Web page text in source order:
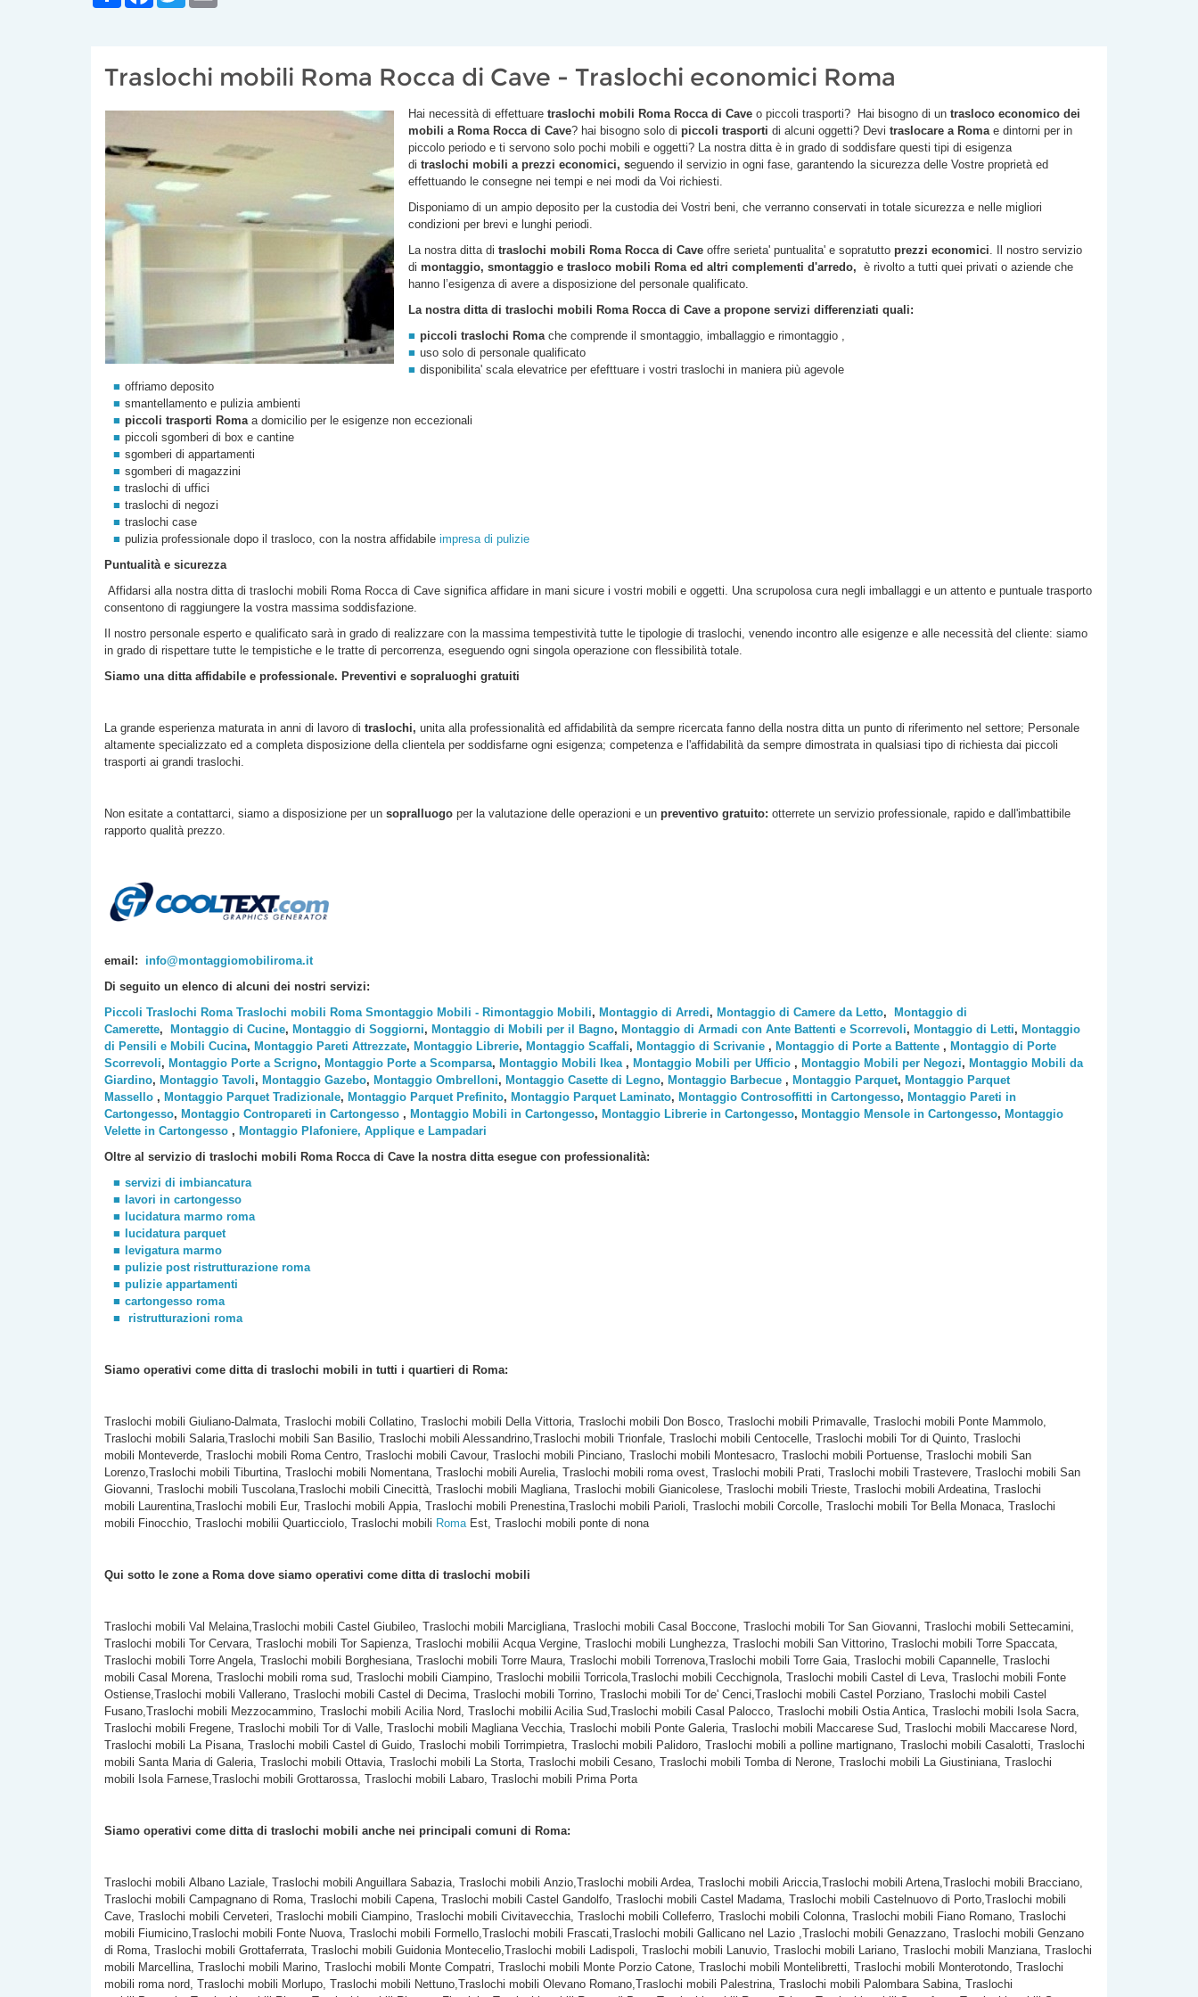
Traslochi mobili Roma Rocca di Cave - Traslochi economici Roma
Hai necessità di effettuare traslochi mobili Roma Rocca di Cave o piccoli trasporti? Hai bisogno di un trasloco economico dei
mobili a Roma Rocca di Cave? hai bisogno solo di piccoli trasporti di alcuni oggetti? Devi traslocare a Romae dintorni per in
piccolo periodo e ti servono solo pochi mobili e oggetti? La nostra ditta è in grado di soddisfare questi tipi di esigenza
di traslochi mobili a prezzi economici, seguendo il servizio in ogni fase, garantendo la sicurezza delle Vostre proprietà ed
effettuando le consegne nei tempi e nei modi da Voi richiesti.
Disponiamo di un ampio deposito per la custodia dei Vostri beni, che verranno conservati in totale sicurezza e nelle migliori
condizioni per brevi e lunghi periodi.
La nostra ditta di traslochi mobili Roma Rocca di Cave offre serieta' puntualita' e sopratutto prezzi economici. Il nostro servizio
di montaggio, smontaggio e trasloco mobili Roma ed altri complementi d'arredo, è rivolto a tutti quei privati o aziende che
hanno l’esigenza di avere a disposizione del personale qualificato.
La nostra ditta di traslochi mobili Roma Rocca di Cave a propone servizi differenziati quali:
piccoli traslochi Romache comprende il smontaggio, imballaggio e rimontaggio ,
uso solo di personale qualificato
disponibilita' scala elevatrice per efefttuare i vostri traslochi in maniera più agevole
offriamo deposito
smantellamento e pulizia ambienti
piccoli trasporti Romaa domicilio per le esigenze non eccezionali
piccoli sgomberi di box e cantine
sgomberi di appartamenti
sgomberi di magazzini
traslochi di uffici
traslochi di negozi
traslochi case
pulizia professionale dopo il trasloco, con la nostra affidabile impresa di pulizie
Puntualità e sicurezza
Affidarsi alla nostra ditta di traslochi mobili Roma Rocca di Cave significa affidare in mani sicure i vostri mobili e oggetti. Una scrupolosa cura negli imballaggi e un attento e puntuale trasporto
consentono di raggiungere la vostra massima soddisfazione.
Il nostro personale esperto e qualificato sarà in grado di realizzare con la massima tempestività tutte le tipologie di traslochi, venendo incontro alle esigenze e alle necessità del cliente: siamo
in grado di rispettare tutte le tempistiche e le tratte di percorrenza, eseguendo ogni singola operazione con flessibilità totale.
Siamo una ditta affidabile e professionale. Preventivi e sopraluoghi gratuiti
La grande esperienza maturata in anni di lavoro di traslochi, unita alla professionalità ed affidabilità da sempre ricercata fanno della nostra ditta un punto di riferimento nel settore; Personale
altamente specializzato ed a completa disposizione della clientela per soddisfarne ogni esigenza; competenza e l'affidabilità da sempre dimostrata in qualsiasi tipo di richiesta dai piccoli
trasporti ai grandi traslochi.
Non esitate a contattarci, siamo a disposizione per un sopralluogo per la valutazione delle operazioni e un preventivo gratuito: otterrete un servizio professionale, rapido e dall'imbattibile
rapporto qualità prezzo.
email: info@montaggiomobiliroma.it
Di seguito un elenco di alcuni dei nostri servizi:
Piccoli Traslochi Roma Traslochi mobili Roma Smontaggio Mobili - Rimontaggio Mobili, Montaggio di Arredi, Montaggio di Camere da Letto,
Montaggio di
Camerette, Montaggio di Cucine, Montaggio di Soggiorni, Montaggio di Mobili per il Bagno, Montaggio di Armadi con Ante Battenti e Scorrevoli, Montaggio di Letti, Montaggio
di Pensili e Mobili Cucina, Montaggio Pareti Attrezzate, Montaggio Librerie, Montaggio Scaffali, Montaggio di Scrivanie , Montaggio di Porte a Battente , Montaggio di Porte
Scorrevoli, Montaggio Porte a Scrigno, Montaggio Porte a Scomparsa, Montaggio Mobili Ikea, Montaggio Mobili per Ufficio , Montaggio Mobili per Negozi, Montaggio Mobili da
Giardino, Montaggio Tavoli, Montaggio Gazebo, Montaggio Ombrelloni, Montaggio Casette di Legno, Montaggio Barbecue , Montaggio Parquet, Montaggio Parquet
Massello , Montaggio Parquet Tradizionale, Montaggio Parquet Prefinito, Montaggio Parquet Laminato, Montaggio Controsoffitti in Cartongesso, Montaggio Pareti in
Cartongesso, Montaggio Contropareti in Cartongesso , Montaggio Mobili in Cartongesso, Montaggio Librerie in Cartongesso, Montaggio Mensole in Cartongesso, Montaggio
Velette in Cartongesso , Montaggio Plafoniere, Applique e Lampadari
Oltre al servizio di traslochi mobili Roma Rocca di Cave la nostra ditta esegue con professionalità:
servizi di imbiancatura
lavori in cartongesso
lucidatura marmo roma
lucidatura parquet
levigatura marmo
pulizie post ristrutturazione roma
pulizie appartamenti
cartongesso roma
ristrutturazioni roma
Siamo operativi come ditta di traslochi mobili in tutti i quartieri di Roma:
Traslochi mobili Giuliano-Dalmata, Traslochi mobili Collatino, Traslochi mobili Della Vittoria, Traslochi mobili Don Bosco, Traslochi mobili Primavalle, Traslochi mobili Ponte Mammolo,
Traslochi mobili Salaria,Traslochi mobili San Basilio, Traslochi mobili Alessandrino,Traslochi mobili Trionfale, Traslochi mobili Centocelle, Traslochi mobili Tor di Quinto, Traslochi
mobili Monteverde, Traslochi mobili Roma Centro, Traslochi mobili Cavour, Traslochi mobili Pinciano, Traslochi mobili Montesacro, Traslochi mobili Portuense, Traslochi mobili San
Lorenzo,Traslochi mobili Tiburtina, Traslochi mobili Nomentana, Traslochi mobili Aurelia, Traslochi mobili roma ovest, Traslochi mobili Prati, Traslochi mobili Trastevere, Traslochi mobili San
Giovanni, Traslochi mobili Tuscolana,Traslochi mobili Cinecittà, Traslochi mobili Magliana, Traslochi mobili Gianicolese, Traslochi mobili Trieste, Traslochi mobili Ardeatina, Traslochi
mobili Laurentina,Traslochi mobili Eur, Traslochi mobili Appia, Traslochi mobili Prenestina,Traslochi mobili Parioli, Traslochi mobili Corcolle, Traslochi mobili Tor Bella Monaca, Traslochi
mobili Finocchio, Traslochi mobilii Quarticciolo, Traslochi mobili RomaEst, Traslochi mobili ponte di nona
Qui sotto le zone a Roma dove siamo operativi come ditta di traslochi mobili
Traslochi mobili Val Melaina,Traslochi mobili Castel Giubileo, Traslochi mobili Marcigliana, Traslochi mobili Casal Boccone, Traslochi mobili Tor San Giovanni, Traslochi mobili Settecamini,
Traslochi mobili Tor Cervara, Traslochi mobili Tor Sapienza, Traslochi mobilii Acqua Vergine, Traslochi mobili Lunghezza, Traslochi mobili San Vittorino, Traslochi mobili Torre Spaccata,
Traslochi mobili Torre Angela, Traslochi mobili Borghesiana, Traslochi mobili Torre Maura, Traslochi mobili Torrenova,Traslochi mobili Torre Gaia, Traslochi mobili Capannelle, Traslochi
mobili Casal Morena, Traslochi mobili roma sud, Traslochi mobili Ciampino, Traslochi mobilii Torricola,Traslochi mobili Cecchignola, Traslochi mobili Castel di Leva, Traslochi mobili Fonte
Ostiense,Traslochi mobili Vallerano, Traslochi mobili Castel di Decima, Traslochi mobili Torrino, Traslochi mobili Tor de' Cenci,Traslochi mobili Castel Porziano, Traslochi mobili Castel
Fusano,Traslochi mobili Mezzocammino, Traslochi mobili Acilia Nord, Traslochi mobilii Acilia Sud,Traslochi mobili Casal Palocco, Traslochi mobili Ostia Antica, Traslochi mobili Isola Sacra,
Traslochi mobili Fregene, Traslochi mobili Tor di Valle, Traslochi mobili Magliana Vecchia, Traslochi mobili Ponte Galeria, Traslochi mobili Maccarese Sud, Traslochi mobili Maccarese Nord,
Traslochi mobili La Pisana, Traslochi mobili Castel di Guido, Traslochi mobili Torrimpietra, Traslochi mobili Palidoro, Traslochi mobili a polline martignano, Traslochi mobili Casalotti, Traslochi
mobili Santa Maria di Galeria, Traslochi mobili Ottavia, Traslochi mobili La Storta, Traslochi mobili Cesano, Traslochi mobili Tomba di Nerone, Traslochi mobili La Giustiniana, Traslochi
mobili Isola Farnese,Traslochi mobili Grottarossa, Traslochi mobili Labaro, Traslochi mobili Prima Porta
Siamo operativi come ditta di traslochi mobili anche nei principali comuni di Roma:
Traslochi mobili Albano Laziale, Traslochi mobili Anguillara Sabazia, Traslochi mobili Anzio,Traslochi mobili Ardea, Traslochi mobili Ariccia,Traslochi mobili Artena,Traslochi mobili Bracciano,
Traslochi mobili Campagnano di Roma, Traslochi mobili Capena, Traslochi mobili Castel Gandolfo, Traslochi mobili Castel Madama, Traslochi mobili Castelnuovo di Porto,Traslochi mobili
Cave, Traslochi mobili Cerveteri, Traslochi mobili Ciampino, Traslochi mobili Civitavecchia, Traslochi mobili Colleferro, Traslochi mobili Colonna, Traslochi mobili Fiano Romano, Traslochi
mobili Fiumicino,Traslochi mobili Fonte Nuova, Traslochi mobili Formello,Traslochi mobili Frascati,Traslochi mobili Gallicano nel Lazio ,Traslochi mobili Genazzano, Traslochi mobili Genzano
di Roma, Traslochi mobili Grottaferrata, Traslochi mobili Guidonia Montecelio,Traslochi mobili Ladispoli, Traslochi mobili Lanuvio, Traslochi mobili Lariano, Traslochi mobili Manziana, Traslochi
mobili Marcellina, Traslochi mobili Marino, Traslochi mobili Monte Compatri, Traslochi mobili Monte Porzio Catone, Traslochi mobili Montelibretti, Traslochi mobili Monterotondo, Traslochi
mobili roma nord, Traslochi mobili Morlupo, Traslochi mobili Nettuno,Traslochi mobili Olevano Romano,Traslochi mobili Palestrina, Traslochi mobili Palombara Sabina, Traslochi